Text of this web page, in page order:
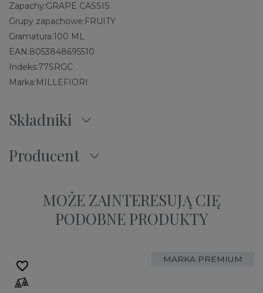
Zapachy:GRAPE CASSIS
Grupy zapachowe:FRUITY
Gramatura:100 ML
EAN:8053848695510
Indeks:77SRGC
Marka:MILLEFIORI
Składniki
Producent
MOŻE ZAINTERESUJĄ CIĘ
PODOBNE PRODUKTY
MARKA PREMIUM
favorite_border